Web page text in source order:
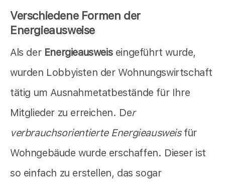
Verschiedene Formen der
Energieausweise
Als der Energieausweiseingeführt wurde,
wurden Lobbyisten der Wohnungswirtschaft
tätig um Ausnahmetatbestände für Ihre
Mitglieder zu erreichen. Der
verbrauchsorientierte Energieausweisfür
Wohngebäude wurde erschaffen. Dieser ist
so einfach zu erstellen, das sogar